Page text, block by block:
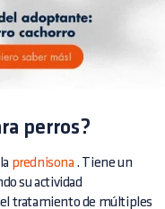
perros?
prednisona . Tiene un
su actividad
tratamiento de múltiples